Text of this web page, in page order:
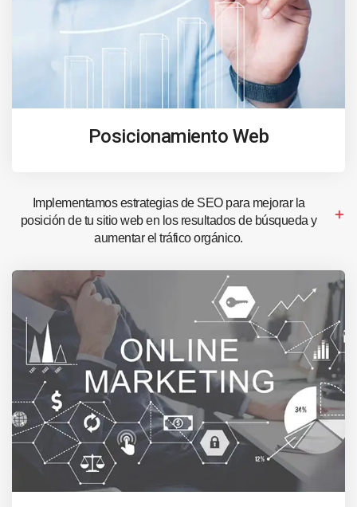
Posicionamiento Web
Implementamos estrategias de SEO para mejorar la
posición de tu sitio web en los resultados de búsqueda y
aumentar el tráfico orgánico.